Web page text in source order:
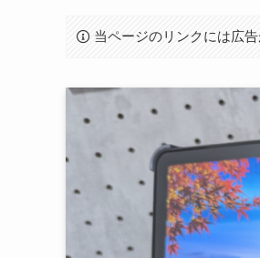
当ページのリンクには広告